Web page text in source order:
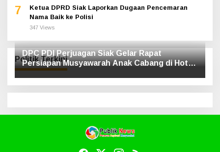
7
Ketua DPRD Siak Laporkan Dugaan Pencemaran
Nama Baik ke Polisi
347 Views
Politik Terkini
DPC PDI Perjuagan Siak Gelar Rapat
Persiapan Musyawarah Anak Cabang di Hotel
Luxe